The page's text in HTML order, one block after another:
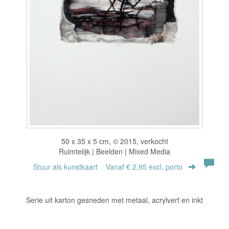
50 x 35 x 5 cm, © 2015, verkocht
Ruimtelijk | Beelden | Mixed Media
Stuur als kunstkaart Vanaf € 2,95 excl. porto
Serie uit karton gesneden met metaal, acrylverf en inkt